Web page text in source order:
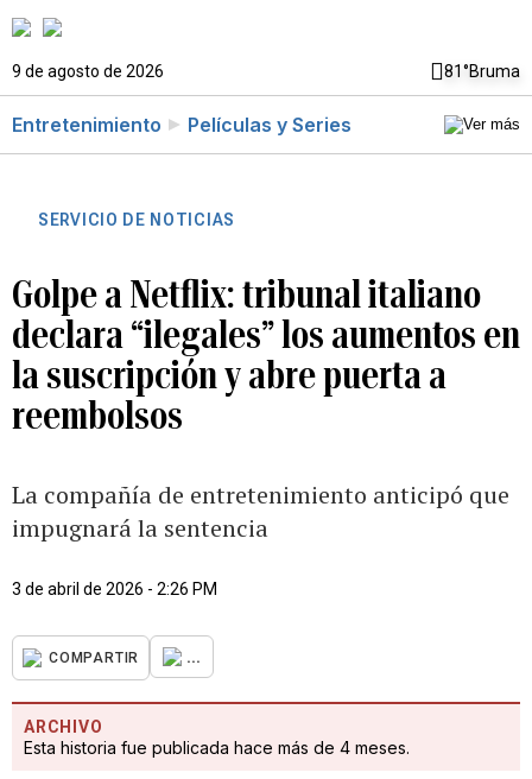
9 de agosto de 2026 81°Bruma
Entretenimiento Películas y Series
SERVICIO DE NOTICIAS
Golpe a Netflix: tribunal italiano
declara “ilegales” los aumentos en
la suscripción y abre puerta a
reembolsos
La compañía de entretenimiento anticipó que
impugnará la sentencia
3 de abril de 2026 - 2:26 PM
COMPARTIR ...
ARCHIVO
Esta historia fue publicada hace más de 4 meses.